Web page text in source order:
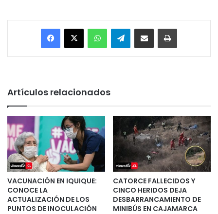
Facebook
X WhatsAppTelegramEnviar vía email Imprimir
Artículos relacionados
VACUNACIÓN EN IQUIQUE:
CONOCE LA
ACTUALIZACIÓN DE LOS
PUNTOS DE INOCULACIÓN
CATORCE FALLECIDOS Y
CINCO HERIDOS DEJA
DESBARRANCAMIENTO DE
MINIBÚS EN CAJAMARCA